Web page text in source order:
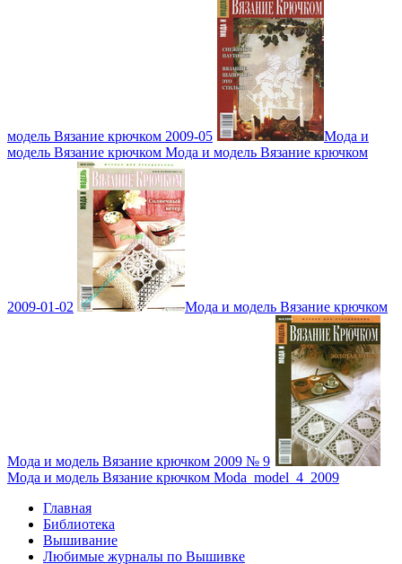
модель Вязание крючком 2009-05
Мода и
модель Вязание крючком Мода и модель Вязание крючком
2009-01-02 Мода и модель Вязание крючком
Мода и модель Вязание крючком 2009 № 9
Мода и модель Вязание крючком Moda_model_4_2009
Главная
Библиотека
Вышивание
Любимые журналы по Вышивке